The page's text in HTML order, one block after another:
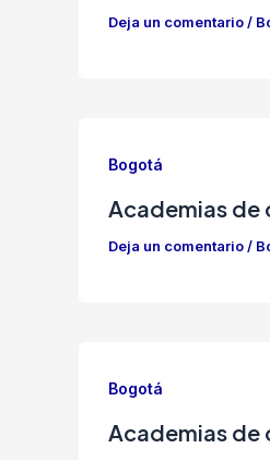
Deja un comentario/
Bogotá
Academias de
Deja un comentario/
Bogotá
Academias de